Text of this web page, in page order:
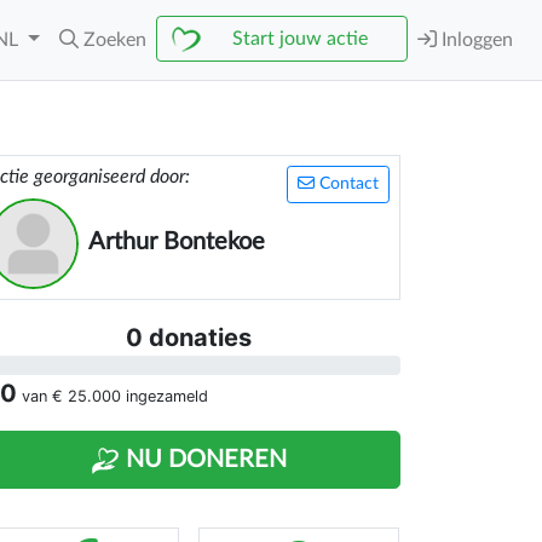
Zoeken Start jouw actie Inloggen
Contact
georganiseerd door:
Arthur Bontekoe
0 donaties
van € 25.000 ingezameld
NU DONEREN